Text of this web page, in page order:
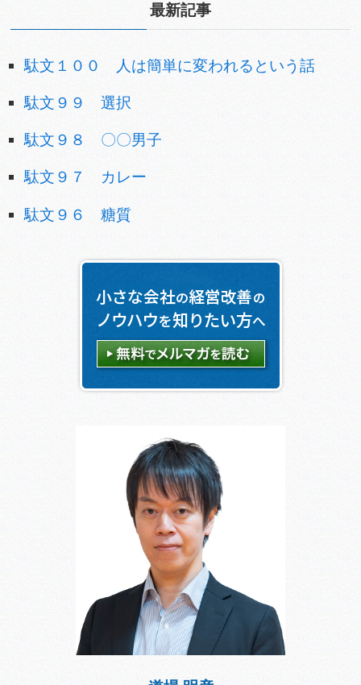
最新記事
駄文１００ 人は簡単に変われるという話
駄文９９ 選択
駄文９８ 〇〇男子
駄文９７ カレー
駄文９６ 糖質